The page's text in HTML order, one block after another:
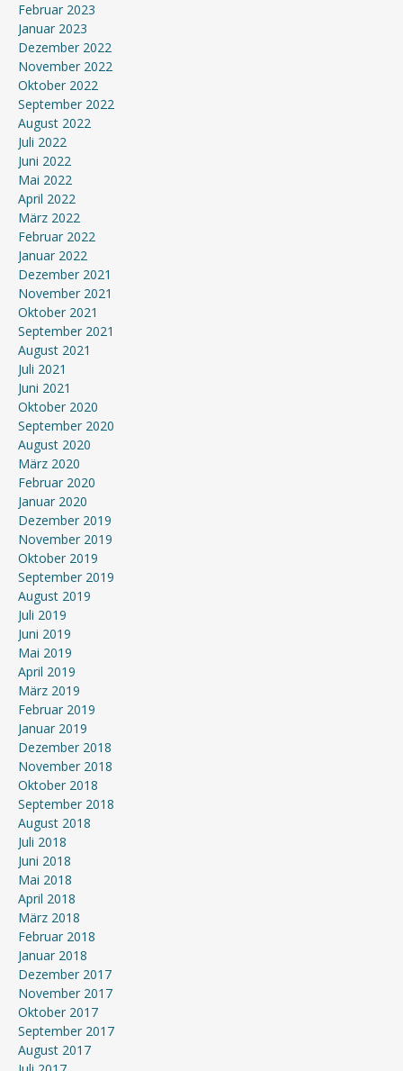
Februar 2023
Januar 2023
Dezember 2022
November 2022
Oktober 2022
September 2022
August 2022
Juli 2022
Juni 2022
Mai 2022
April 2022
März 2022
Februar 2022
Januar 2022
Dezember 2021
November 2021
Oktober 2021
September 2021
August 2021
Juli 2021
Juni 2021
Oktober 2020
September 2020
August 2020
März 2020
Februar 2020
Januar 2020
Dezember 2019
November 2019
Oktober 2019
September 2019
August 2019
Juli 2019
Juni 2019
Mai 2019
April 2019
März 2019
Februar 2019
Januar 2019
Dezember 2018
November 2018
Oktober 2018
September 2018
August 2018
Juli 2018
Juni 2018
Mai 2018
April 2018
März 2018
Februar 2018
Januar 2018
Dezember 2017
November 2017
Oktober 2017
September 2017
August 2017